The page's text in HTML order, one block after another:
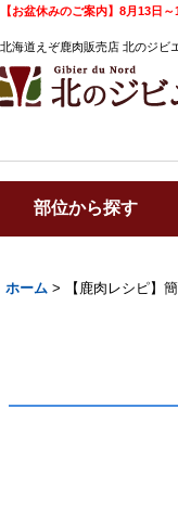
【お盆休みのご案内】8月13日～
北海道えぞ鹿肉販売店 北のジビ
部位から探す
ホーム > 【鹿肉レシピ】